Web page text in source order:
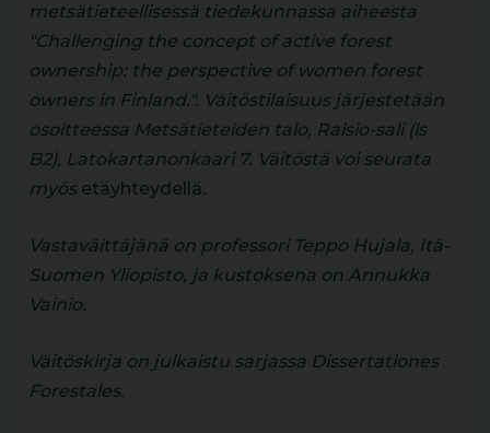
metsätieteellisessä tiedekunnassa aiheesta
"Challenging the concept of active forest
ownership: the perspective of women forest
owners in Finland.". Väitöstilaisuus järjestetään
osoitteessa Metsätieteiden talo, Raisio-sali (ls
B2), Latokartanonkaari 7. Väitöstä voi seurata
myös etäyhteydellä.
Vastaväittäjänä on professori Teppo Hujala, Itä-
Suomen Yliopisto, ja kustoksena on Annukka
Vainio.
Väitöskirja on julkaistu sarjassa Dissertationes
Forestales.